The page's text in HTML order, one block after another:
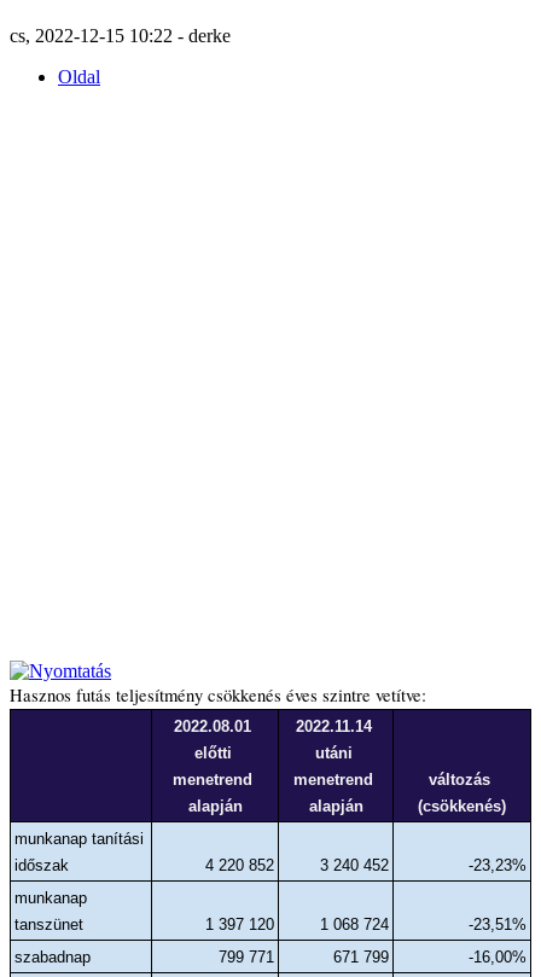
cs, 2022-12-15 10:22 - derke
Oldal
Hasznos futás teljesítmény csökkenés éves szintre vetítve:
2022.08.01
előtti
menetrend
alapján
2022.11.14
utáni
menetrend
alapján
változás
(csökkenés)
munkanap tanítási
időszak
4 220 852 3 240 452
-23,23%
munkanap
tanszünet
1 397 120 1 068 724
-23,51%
szabadnap
799 771 671 799
-16,00%